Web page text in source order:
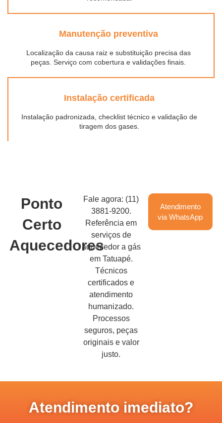
Manutenção preventiva
Localização da causa raiz e substituição precisa das
peças. Serviço com cobertura e validações finais.
Instalação certificada
Instalação padronizada, checklist técnico e validação de
tiragem dos gases.
Ponto
Certo
Aquecedores
Fale agora: (11)
3881-9200.
Referência em
serviços de
aquecedor a gás
em Tatuapé.
Técnicos
certificados e
atendimento
humanizado.
Processos
seguros, peças
originais e valor
justo.
Atendimento
via WhatsApp
Atendimento imediato?